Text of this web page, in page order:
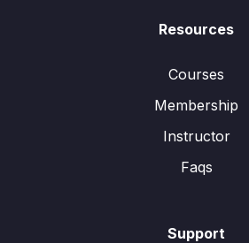
Resources
Courses
Membership
Instructor
Faqs
Support